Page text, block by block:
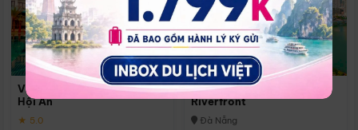
Vinpearl Resort & Golf Nam
Hội An
★ 5.0
Melia Vinpearl Danang
Riverfront
Đà Nẵng